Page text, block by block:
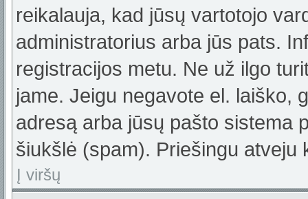
reikalauja, kad jūsų vartotojo
administratorius arba jūs pats.
registracijos metu. Ne už ilgo
jame. Jeigu negavote el. laiško,
adresą arba jūsų pašto sistema
šiukšlė (spam). Priešingu atveju
Į viršų